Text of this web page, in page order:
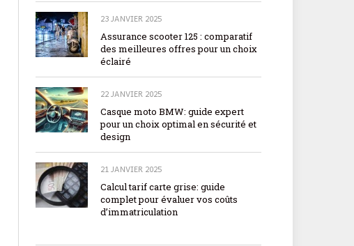
23 JANVIER 2025
Assurance scooter 125 : comparatif
des meilleures offres pour un choix
éclairé
22 JANVIER 2025
Casque moto BMW: guide expert
pour un choix optimal en sécurité et
design
21 JANVIER 2025
Calcul tarif carte grise: guide
complet pour évaluer vos coûts
d’immatriculation